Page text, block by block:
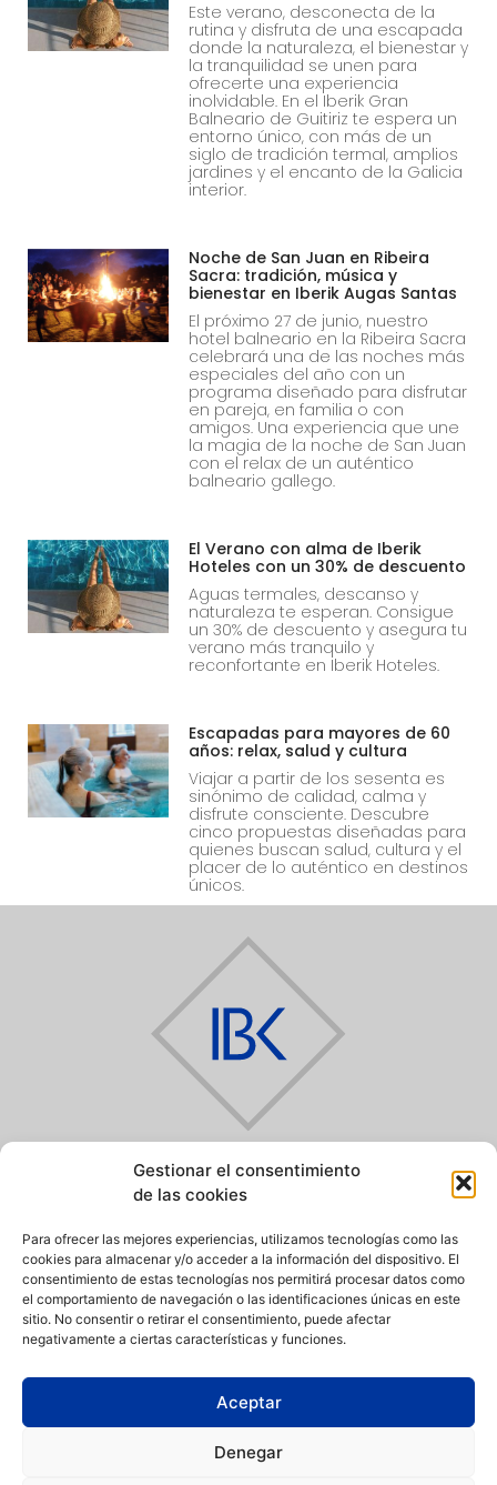
Gestionar el consentimiento
de las cookies
Para ofrecer las mejores experiencias, utilizamos tecnologías como las
cookies para almacenar y/o acceder a la información del dispositivo. El
consentimiento de estas tecnologías nos permitirá procesar datos como
el comportamiento de navegación o las identificaciones únicas en este
sitio. No consentir o retirar el consentimiento, puede afectar
negativamente a ciertas características y funciones.
Aceptar
Denegar
Este verano, desconecta de la
rutina y disfruta de una escapada
donde la naturaleza, el bienestar y
la tranquilidad se unen para
ofrecerte una experiencia
inolvidable. En el Iberik Gran
Balneario de Guitiriz te espera un
entorno único, con más de un
siglo de tradición termal, amplios
jardines y el encanto de la Galicia
interior.
Noche de San Juan en Ribeira
Sacra: tradición, música y
bienestar en Iberik Augas Santas
El próximo 27 de junio, nuestro
hotel balneario en la Ribeira Sacra
celebrará una de las noches más
especiales del año con un
programa diseñado para disfrutar
en pareja, en familia o con
amigos. Una experiencia que une
la magia de la noche de San Juan
con el relax de un auténtico
balneario gallego.
El Verano con alma de Iberik
Hoteles con un 30% de descuento
Aguas termales, descanso y
naturaleza te esperan. Consigue
un 30% de descuento y asegura tu
verano más tranquilo y
reconfortante en Iberik Hoteles.
Escapadas para mayores de 60
años: relax, salud y cultura
Viajar a partir de los sesenta es
sinónimo de calidad, calma y
disfrute consciente. Descubre
cinco propuestas diseñadas para
quienes buscan salud, cultura y el
placer de lo auténtico en destinos
únicos.
IBERIK
AUGAS SANTAS
BALNEARIO & GOLF ****
982 292 800
IBERIK
982 920 090
IBERIK
ROCALLAURA
IBERIK
SANTO DOMINGO